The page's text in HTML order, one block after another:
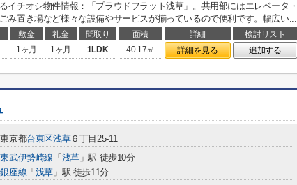
イチオシ物件情報：「プラウドフラット浅草」。共用部にはエレベータ・
み置き場など様々な設備やサービスが揃っているので便利です。幅広い...
敷金 礼金 間取り 面積 詳細
検討リスト
1ヶ月 1ヶ月 1LDK 40.17㎡ 詳細を見る 追加する
東京都台東区浅草６丁目25-11
東武伊勢崎線 「 浅草」駅 徒歩10分
銀座線 「 浅草 」駅 徒歩11分